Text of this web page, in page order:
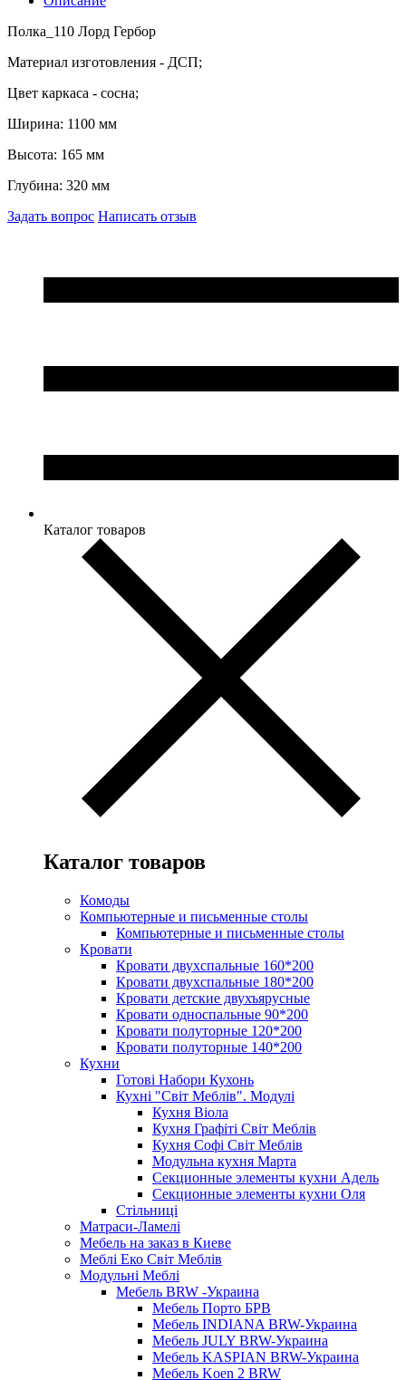
Полка_110 Лорд Гербор
Материал изготовления - ДСП;
Цвет каркаса - сосна;
Ширина: 1100 мм
Высота: 165 мм
Глубина: 320 мм
Задать вопрос Написать отзыв
Каталог товаров
Каталог товаров
Комоды
Компьютерные и письменные столы
Компьютерные и письменные столы
Кровати
Кровати двухспальные 160*200
Кровати двухспальные 180*200
Кровати детские двухъярусные
Кровати односпальные 90*200
Кровати полуторные 120*200
Кровати полуторные 140*200
Кухни
Готові Набори Кухонь
Кухні "Світ Меблів". Модулі
Кухня Віола
Кухня Графіті Світ Меблів
Кухня Софі Світ Меблів
Модульна кухня Марта
Секционные элементы кухни Адель
Секционные элементы кухни Оля
Стільниці
Матраси-Ламелі
Мебель на заказ в Киеве
Меблі Еко Світ Меблів
Модульні Меблі
Мебель BRW -Украина
Мебель Порто БРВ
Мебель INDIANA BRW-Украина
Мебель JULY BRW-Украина
Мебель KASPIAN BRW-Украина
Мебель Koen 2 BRW